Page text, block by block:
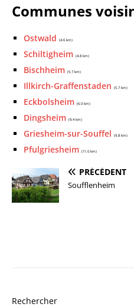
Communes
Ostwald (4.6 km)
Schiltigheim (4.8 km)
Bischheim (5.7 km)
Illkirch-Graffenstaden (5.7 km)
Eckbolsheim (6.0 km)
Dingsheim (9.4 km)
Griesheim-sur-Souffel (9.8 km)
Pfulgriesheim (11.0 km)
PRÉCÉDENT
Soufflenheim
Rechercher